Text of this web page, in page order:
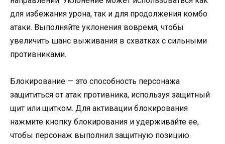
для избежания урона, так и для продолжения комбо
атаки. Выполняйте уклонения вовремя, чтобы
увеличить шанс выживания в схватках с сильными
противниками.
Блокирование — это способность персонажа
защититься от атак противника, используя защитный
щит или щитком. Для активации блокирования
нажмите кнопку блокирования и удерживайте ее,
чтобы персонаж выполнил защитную позицию.